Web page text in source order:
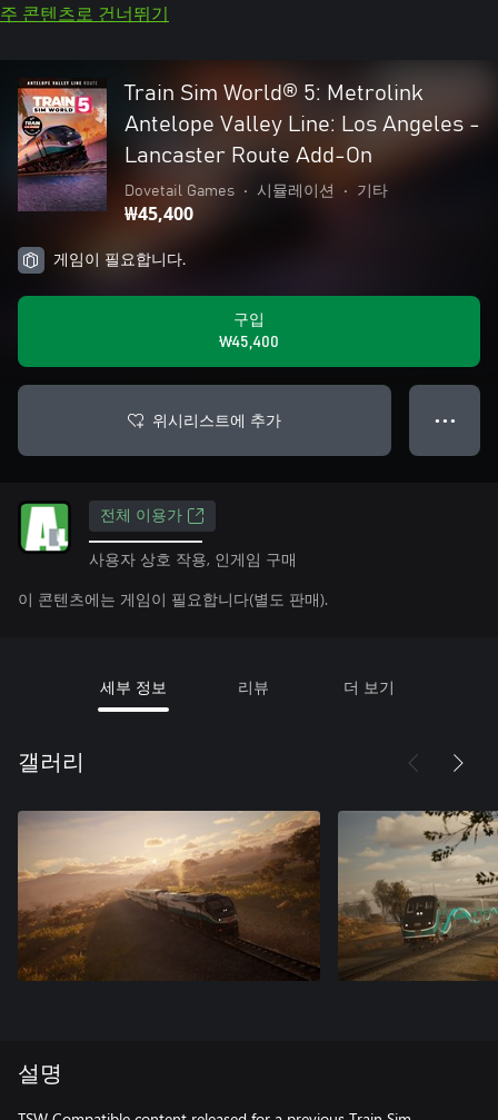
주 콘텐츠로 건너뛰기
Train Sim World® 5: Metrolink
Antelope Valley Line: Los Angeles -
Lancaster Route Add-On
Dovetail Games • 시뮬레이션 • 기타
₩45,400
게임이 필요합니다.
구입
₩45,400
위시리스트에 추가 ● ● ●
전체 이용가
사용자 상호 작용, 인게임 구매
이 콘텐츠에는 게임이 필요합니다(별도 판매).
세부 정보 리뷰 더 보기
갤러리
설명